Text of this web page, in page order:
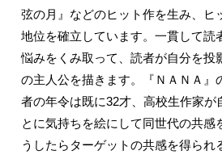
弦の月』などのヒット作を生み、ヒ
地位を確立しています。一貫して読
悩みをくみ取って、読者が自分を投
の主人公を描きます。『ＮＡＮＡ』
者の年令は既に32才、高校生作家が
とに気持ちを絵にして同世代の共感
うしたらターゲットの共感を得られ